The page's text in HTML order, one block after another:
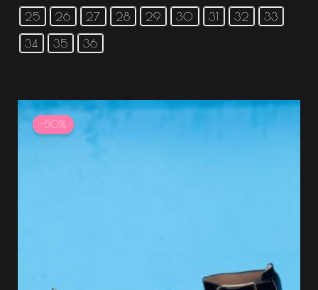
25 26 27 28 29 30 31 32 33
34 35 36
-50%
Le
prix
initial
était :
prix